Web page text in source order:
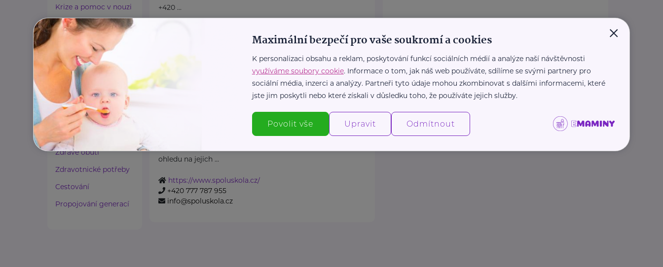
Krize a pomoc v nouzi
Paliativní péče
Harmonie duše a těla
Zaměstnávání osob ze
zdravotním
postižením
Lázeňství a wellness
Zdravé spaní a sezení
Zdravé obutí
Zdravotnické potřeby
Cestování
Propojování generací
+420 ...
Spoluškola, z. s.
ohledu na jejich ...
https://www.spoluskola.cz/
+420 777 787 955
info@spoluskola.cz
×
Maximální bezpečí pro vaše soukromí a cookies
K personalizaci obsahu a reklam, poskytování funkcí sociálních médií a analýze naší návštěvnosti
využíváme soubory cookie. Informace o tom, jak náš web používáte, sdílíme se svými partnery pro
sociální média, inzerci a analýzy. Partneři tyto údaje mohou zkombinovat s dalšími informacemi, které
jste jim poskytli nebo které získali v důsledku toho, že používáte jejich služby.
Povolit vše Upravit Odmítnout